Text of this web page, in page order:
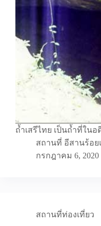
ถ้ำเสรีไทย เป็นถ้ำที่ใน
สถานที่ อีสานร้อย
กรกฎาคม 6, 2020
สถานที่ท่องเที่ยว